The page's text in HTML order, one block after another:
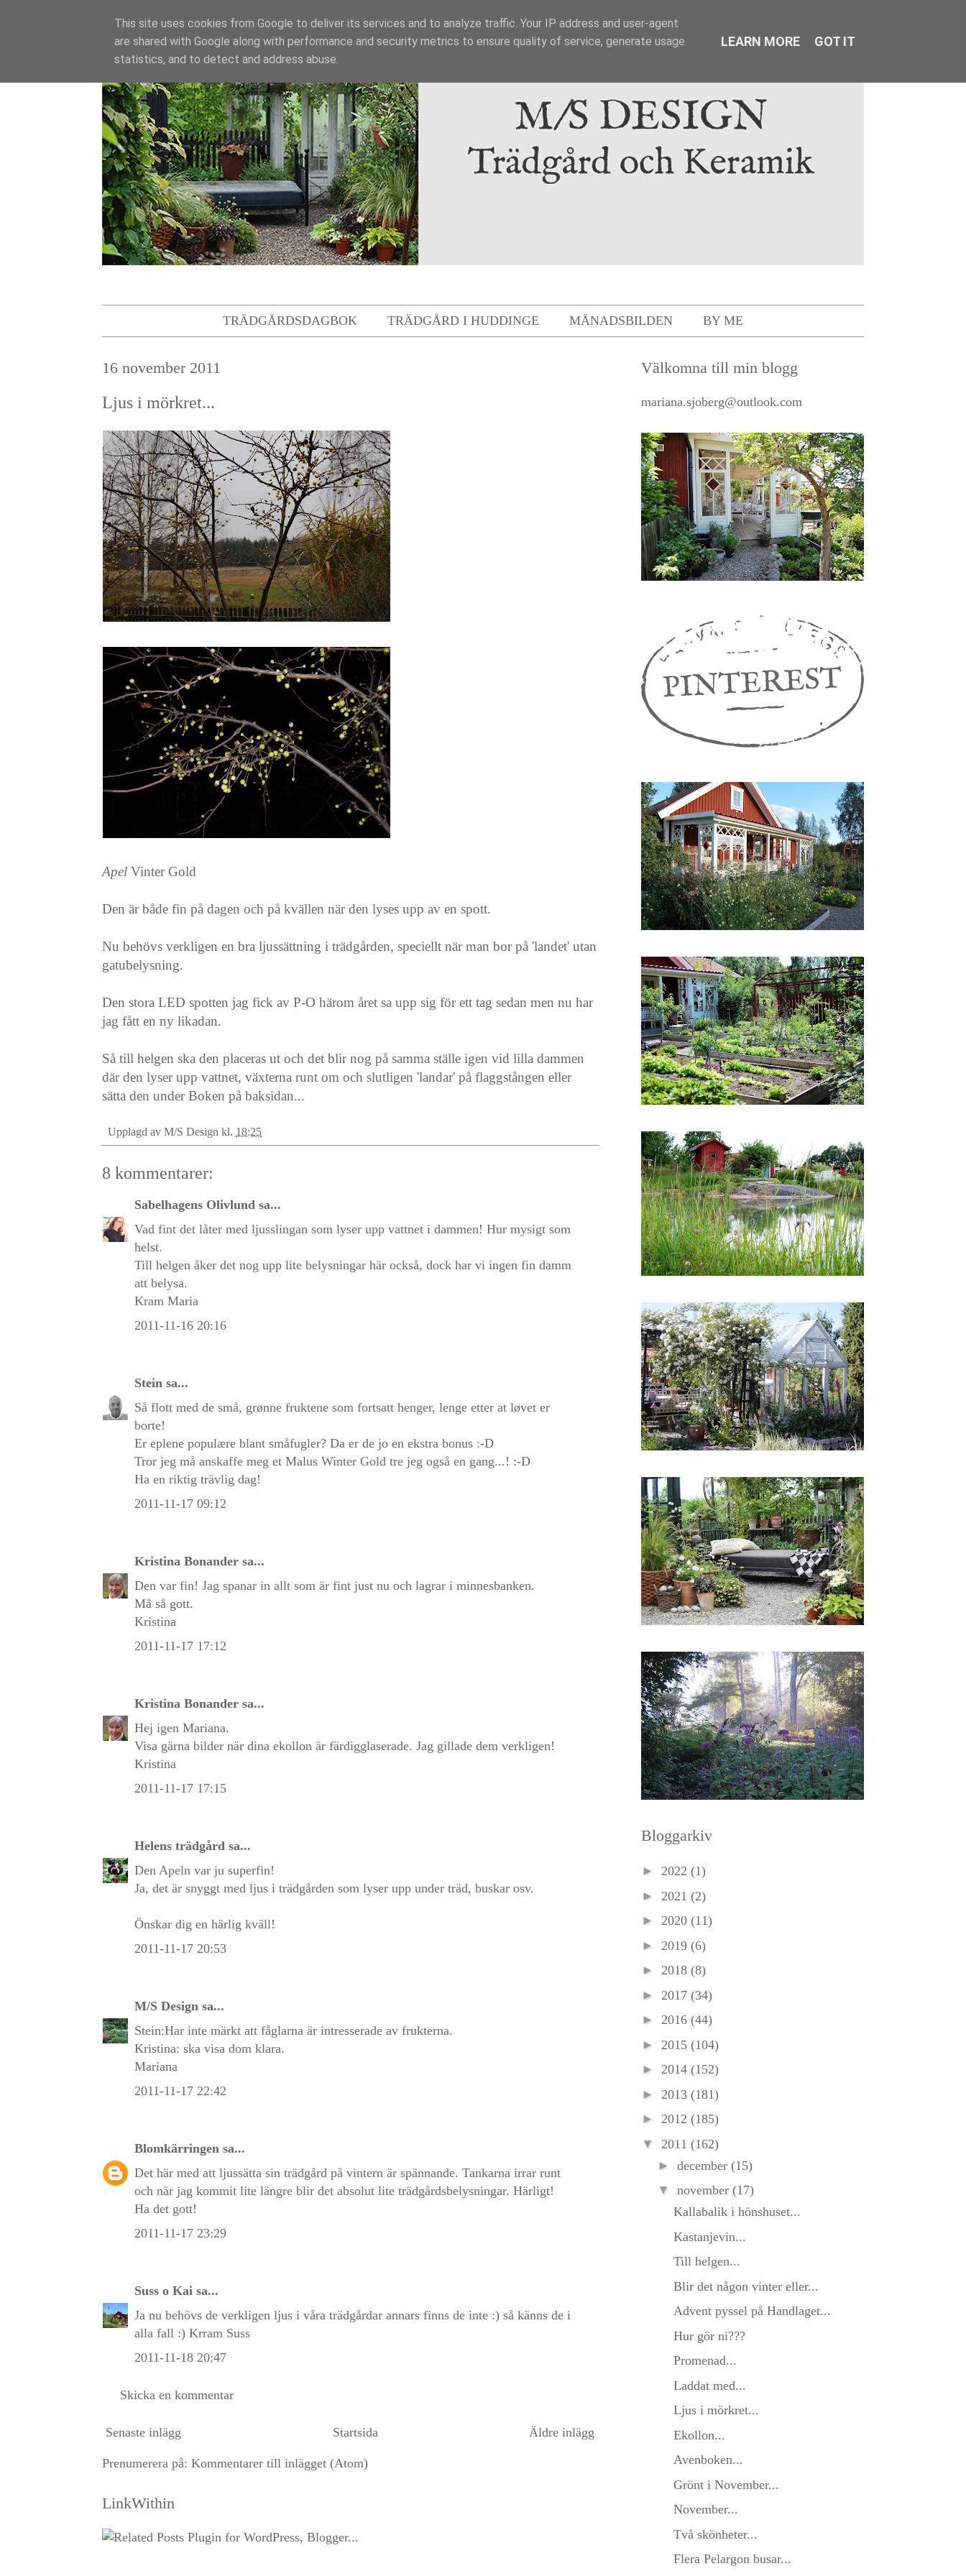
TRÄDGÅRDSDAGBOK TRÄDGÅRD I HUDDINGE MÅNADSBILDEN BY ME
16 november 2011
Ljus i mörkret...
Apel Vinter Gold
Den är både fin på dagen och på kvällen när den lyses upp av en spott.
Nu behövs verkligen en bra ljussättning i trädgården, speciellt när man bor på 'landet' utan
gatubelysning.
Den stora LED spotten jag fick av P-O härom året sa upp sig för ett tag sedan men nu har
jag fått en ny likadan.
Så till helgen ska den placeras ut och det blir nog på samma ställe igen vid lilla dammen
där den lyser upp vattnet, växterna runt om och slutligen 'landar' på flaggstången eller
sätta den under Boken på baksidan...
Upplagd av M/S Design kl. 18:25
8 kommentarer:
Sabelhagens Olivlund sa...
Vad fint det låter med ljusslingan som lyser upp vattnet i dammen! Hur mysigt som
helst.
Till helgen åker det nog upp lite belysningar här också, dock har vi ingen fin damm
att belysa.
Kram Maria
2011-11-16 20:16
Stein sa...
Så flott med de små, grønne fruktene som fortsatt henger, lenge etter at løvet er
borte!
Er eplene populære blant småfugler? Da er de jo en ekstra bonus :-D
Tror jeg må anskaffe meg et Malus Winter Gold tre jeg også en gang...! :-D
Ha en riktig trävlig dag!
2011-11-17 09:12
Kristina Bonander sa...
Den var fin! Jag spanar in allt som är fint just nu och lagrar i minnesbanken.
Må så gott.
Kristina
2011-11-17 17:12
Kristina Bonander sa...
Hej igen Mariana.
Visa gärna bilder när dina ekollon är färdigglaserade. Jag gillade dem verkligen!
Kristina
2011-11-17 17:15
Helens trädgård sa...
Den Apeln var ju superfin!
Ja, det är snyggt med ljus i trädgården som lyser upp under träd, buskar osv.
Önskar dig en härlig kväll!
2011-11-17 20:53
M/S Design sa...
Stein:Har inte märkt att fåglarna är intresserade av frukterna.
Kristina: ska visa dom klara.
Mariana
2011-11-17 22:42
Blomkärringen sa...
Det här med att ljussätta sin trädgård på vintern är spännande. Tankarna irrar runt
och när jag kommit lite längre blir det absolut lite trädgårdsbelysningar. Härligt!
Ha det gott!
2011-11-17 23:29
Suss o Kai sa...
Ja nu behövs de verkligen ljus i våra trädgårdar annars finns de inte :) så känns de i
alla fall :) Krram Suss
2011-11-18 20:47
Skicka en kommentar
Senaste inlägg Äldre inlägg
Startsida
Prenumerera på: Kommentarer till inlägget (Atom)
LinkWithin
Välkomna till min blogg
mariana.sjoberg@outlook.com
Bloggarkiv
► 2022 (1)
► 2021 (2)
► 2020 (11)
► 2019 (6)
► 2018 (8)
► 2017 (34)
► 2016 (44)
► 2015 (104)
► 2014 (152)
► 2013 (181)
► 2012 (185)
▼ 2011 (162)
► december (15)
▼ november (17)
Kallabalik i hönshuset...
Kastanjevin...
Till helgen...
Blir det någon vinter eller...
Advent pyssel på Handlaget...
Hur gör ni???
Promenad...
Laddat med...
Ljus i mörkret...
Ekollon...
Avenboken...
Grönt i November...
November...
Två skönheter...
Flera Pelargon busar...
This site uses cookies from Google to deliver its services and to analyze traffic. Your IP address and user-agent
are shared with Google along with performance and security metrics to ensure quality of service, generate usage
statistics, and to detect and address abuse.
LEARN MORE GOT IT